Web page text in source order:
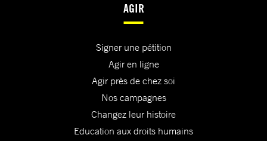
AGIR
Signer une pétition
Agir en ligne
Agir près de chez soi
Nos campagnes
Changez leur histoire
Education aux droits humains